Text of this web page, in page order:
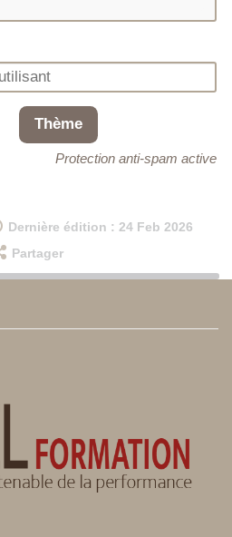
Thème
Protection anti-spam active
Dernière édition : 24 Feb 2026
Partager